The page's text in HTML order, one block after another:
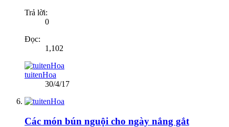
Trả lời:
0
Đọc:
1,102
tuitenHoa
30/4/17
Các món bún nguội cho ngày nắng gắt